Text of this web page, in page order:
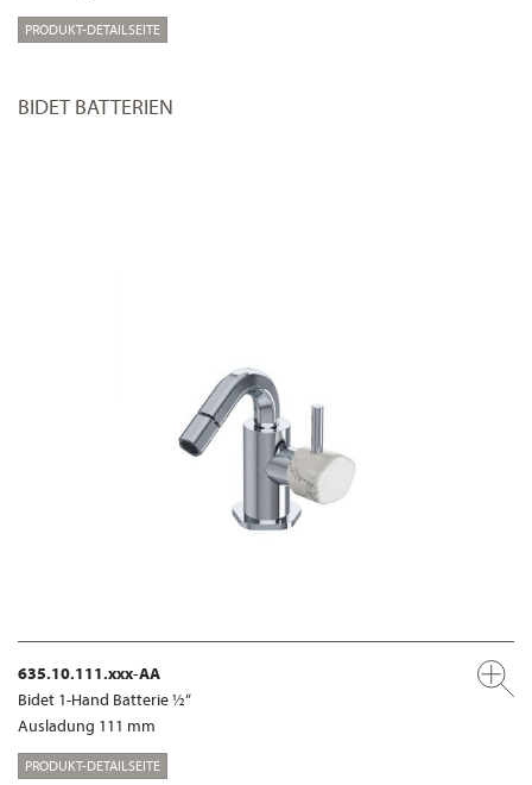
PRODUKT-DETAILSEITE
BIDET BATTERIEN
635.10.111.xxx-AA
Bidet 1-Hand Batterie ½“
Ausladung 111 mm
PRODUKT-DETAILSEITE